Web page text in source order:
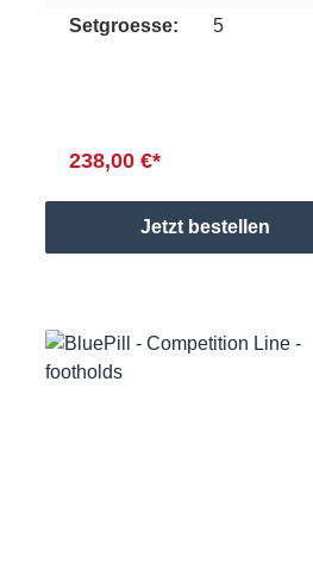
Setgroesse:
5
238,00 €*
Jetzt bestellen